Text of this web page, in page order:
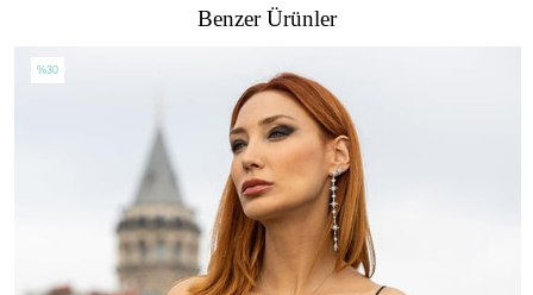
Benzer Ürünler
%30